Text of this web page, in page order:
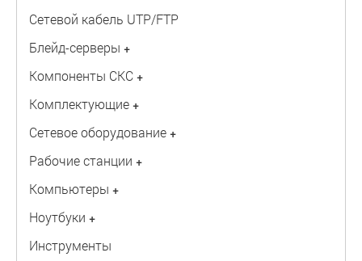
Сетевой кабель UTP/FTP
Блейд-серверы +
Компоненты СКС +
Комплектующие +
Сетевое оборудование +
Рабочие станции +
Компьютеры +
Ноутбуки +
Инструменты